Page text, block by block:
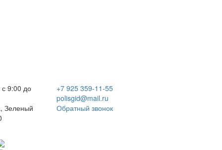
9:00 до
Зеленый
+7 925 359-11-55
polisgid@mail.ru
Обратный звонок